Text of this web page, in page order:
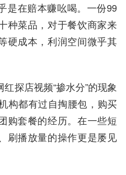
是在赔本赚吆喝。一份99
种菜品，对于餐饮商家来
硬成本，利润空间微乎其
探店视频“掺水分”的现象
构都有过自掏腰包，购买
购套餐的经历。在一些短
刷播放量的操作更是屡见